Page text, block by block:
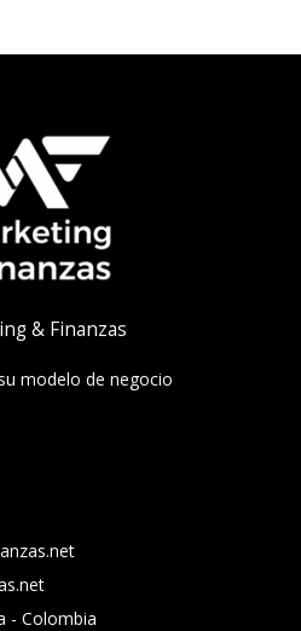
& Finanzas
modelo de negocio
- Colombia